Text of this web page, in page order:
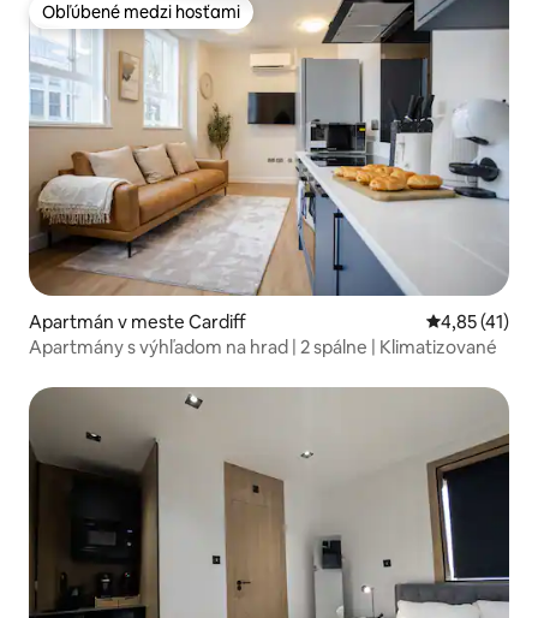
Obľúbené medzi hosťami
Obľúbené medzi hosťami
Apartmán v meste Cardiff Priemerné
4,85 (41)
Apartmány s výhľadom na hrad | 2 spálne | Klimatizované